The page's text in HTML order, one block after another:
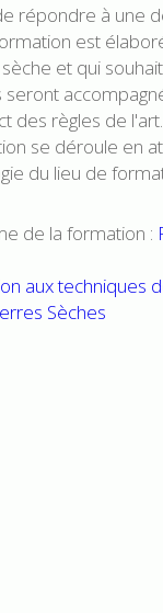
répondre à une
est
et qui
des règles de
se déroule en
du lieu de
de la formation :
aux techniques
Sèches